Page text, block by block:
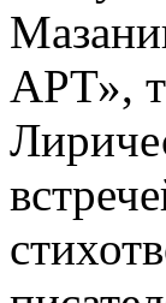
АРТ»,